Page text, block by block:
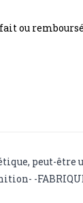
ou
peut-
-FABRIQUE